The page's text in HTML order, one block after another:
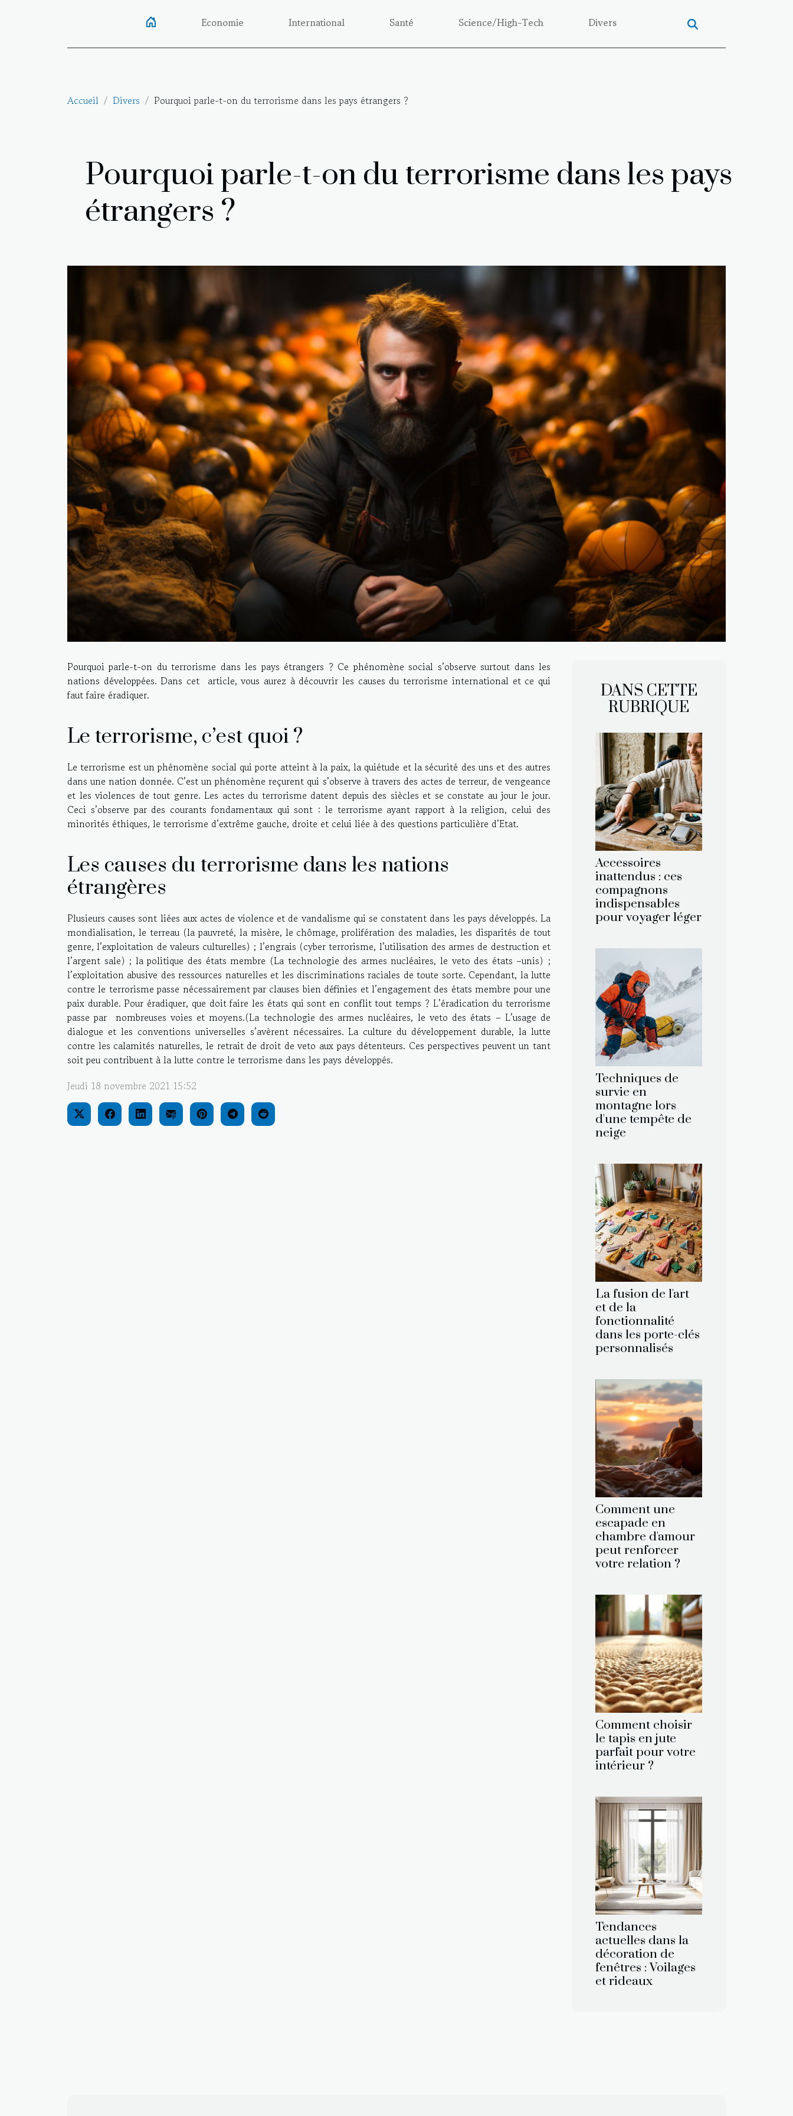
Economie International Santé Science/High-Tech Divers
Accueil Divers Pourquoi parle-t-on du terrorisme dans les pays étrangers ?
Pourquoi parle-t-on du terrorisme dans les pays
étrangers ?
Pourquoi parle-t-on du terrorisme dans les pays étrangers ? Ce phénomène social s’observe surtout dans les
nations développées. Dans cet article, vous aurez à découvrir les causes du terrorisme international et ce qui
faut faire éradiquer.
Le terrorisme, c’est quoi ?
Le terrorisme est un phénomène social qui porte atteint à la paix, la quiétude et la sécurité des uns et des autres
dans une nation donnée. C’est un phénomène reçurent qui s’observe à travers des actes de terreur, de vengeance
et les violences de tout genre. Les actes du terrorisme datent depuis des siècles et se constate au jour le jour.
Ceci s’observe par des courants fondamentaux qui sont : le terrorisme ayant rapport à la religion, celui des
minorités éthiques, le terrorisme d’extrême gauche, droite et celui liée à des questions particulière d’Etat.
Les causes du terrorisme dans les nations
étrangères
Plusieurs causes sont liées aux actes de violence et de vandalisme qui se constatent dans les pays développés. La
mondialisation, le terreau (la pauvreté, la misère, le chômage, prolifération des maladies, les disparités de tout
genre, l’exploitation de valeurs culturelles) ; l’engrais (cyber terrorisme, l’utilisation des armes de destruction et
l’argent sale) ; la politique des états membre (La technologie des armes nucléaires, le veto des états –unis) ;
l’exploitation abusive des ressources naturelles et les discriminations raciales de toute sorte. Cependant, la lutte
contre le terrorisme passe nécessairement par clauses bien définies et l’engagement des états membre pour une
paix durable. Pour éradiquer, que doit faire les états qui sont en conflit tout temps ? L’éradication du terrorisme
passe par nombreuses voies et moyens.(La technologie des armes nucléaires, le veto des états – L’usage de
dialogue et les conventions universelles s’avèrent nécessaires. La culture du développement durable, la lutte
contre les calamités naturelles, le retrait de droit de veto aux pays détenteurs. Ces perspectives peuvent un tant
soit peu contribuent à la lutte contre le terrorisme dans les pays développés.
Jeudi 18 novembre 2021 15:52
DANS CETTE
RUBRIQUE
Accessoires
inattendus : ces
compagnons
indispensables
pour voyager léger
Techniques de
survie en
montagne lors
d'une tempête de
neige
La fusion de l'art
et de la
fonctionnalité
dans les porte-clés
personnalisés
Comment une
escapade en
chambre d'amour
peut renforcer
votre relation ?
Comment choisir
le tapis en jute
parfait pour votre
intérieur ?
Tendances
actuelles dans la
décoration de
fenêtres : Voilages
et rideaux